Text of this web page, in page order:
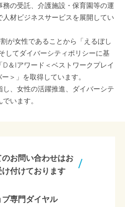
の受託、介護施設・保育園等の運
材ビジネスサービスを展開してい
が女性であることから「えるぼし
してダイバーシティポリシーに基
＆Iアワード＜ベストワークプレイ
＞」を取得しています。
、女性の活躍推進、ダイバーシテ
います。
お問い合わせはお
付けております
ブ専門ダイヤル